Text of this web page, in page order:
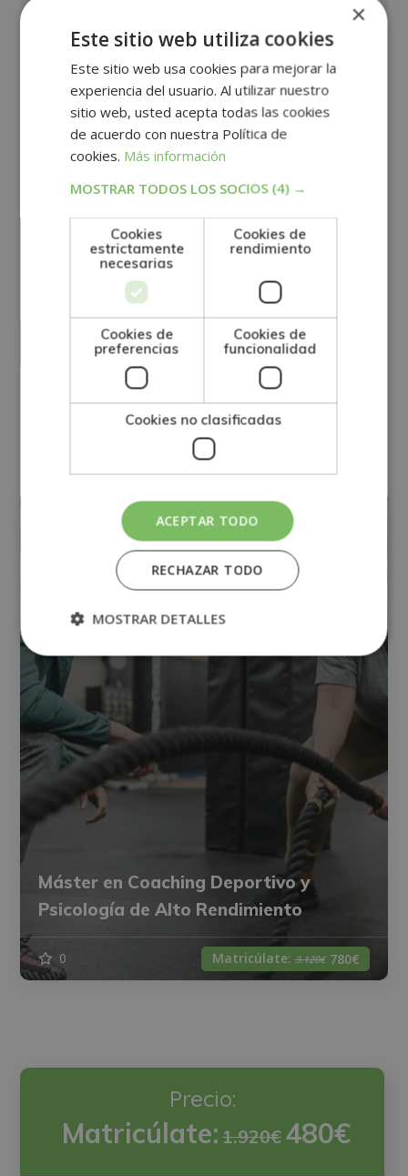
GRUPO TARRACO DE ESCUELAS DE FORMACIÓN DE POSTGRADO, S.L., CIF:
B01589969, Domicilio: C/ Amadeu Vives, 5, Bloque 1 - Bajo C, 43481, La
Pineda, Tarragona.
Finalidad del Tratamiento: Tratamos la información que nos facilita con el
fin de enviarle correos electrónicos de tipo comercial relacionado con
los productos ofrecidos y otros tipo de productos que fueran de su
Derechos: Puede ejercitar sus derechos identificándose suficientemente,
dirigiéndose a la dirección direccion@grupotarraco.com.
Para más información consulte nuestra Política de Privacidad.
Desea recibir información comercial (vía telefónica y/o email):
Otras titulaciones
Máster en Coaching Deportivo y
Psicología de Alto Rendimiento
0 Matricúlate:3.120€ 780€
Precio:
Matricúlate:1.920€ 480€
×
Este sitio web utiliza cookies
Este sitio web usa cookies para mejorar la
experiencia del usuario. Al utilizar nuestro
sitio web, usted acepta todas las cookies
de acuerdo con nuestra Política de
cookies. Más información
MOSTRAR TODOS LOS SOCIOS (4) →
Cookies
estrictamente
necesarias
Cookies de
rendimiento
Cookies de
preferencias
Cookies de
funcionalidad
Cookies no clasificadas
ACEPTAR TODO
RECHAZAR TODO
MOSTRAR DETALLES